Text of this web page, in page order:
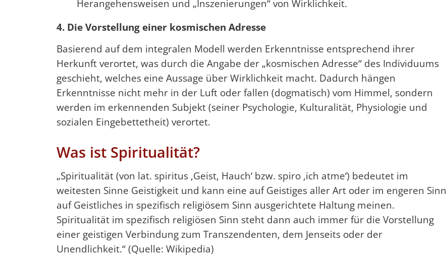
Herangehensweisen und „Inszenierungen“ von Wirklichkeit.
4. Die Vorstellung einer kosmischen Adresse
Basierend auf dem integralen Modell werden Erkenntnisse entsprechend ihrer
Herkunft verortet, was durch die Angabe der „kosmischen Adresse“ des Individuums
geschieht, welches eine Aussage über Wirklichkeit macht. Dadurch hängen
Erkenntnisse nicht mehr in der Luft oder fallen (dogmatisch) vom Himmel, sondern
werden im erkennenden Subjekt (seiner Psychologie, Kulturalität, Physiologie und
sozialen Eingebettetheit) verortet.
Was ist Spiritualität?
„Spiritualität (von lat. spiritus ,Geist, Hauch‘ bzw. spiro ,ich atme‘) bedeutet im
weitesten Sinne Geistigkeit und kann eine auf Geistiges aller Art oder im engeren Sinn
auf Geistliches in spezifisch religiösem Sinn ausgerichtete Haltung meinen.
Spiritualität im spezifisch religiösen Sinn steht dann auch immer für die Vorstellung
einer geistigen Verbindung zum Transzendenten, dem Jenseits oder der
Unendlichkeit.“ (Quelle: Wikipedia)